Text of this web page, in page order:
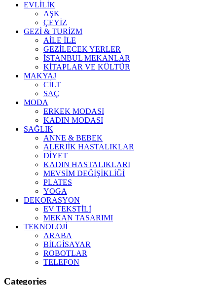
EVLİLİK
AŞK
ÇEYİZ
GEZİ & TURİZM
AİLE İLE
GEZİLECEK YERLER
İSTANBUL MEKANLAR
KİTAPLAR VE KÜLTÜR
MAKYAJ
CİLT
SAÇ
MODA
ERKEK MODASI
KADIN MODASI
SAĞLIK
ANNE & BEBEK
ALERJİK HASTALIKLAR
DİYET
KADIN HASTALIKLARI
MEVSİM DEĞİŞİKLİĞİ
PLATES
YOGA
DEKORASYON
EV TEKSTİLİ
MEKAN TASARIMI
TEKNOLOJİ
ARABA
BİLGİSAYAR
ROBOTLAR
TELEFON
Categories